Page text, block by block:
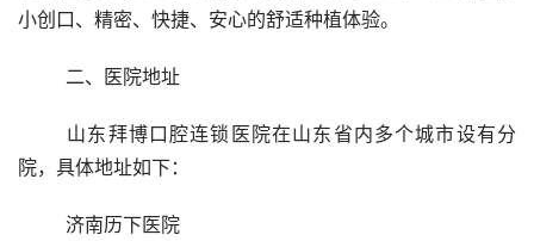
小创口、精密、快捷、安心的舒适种植体验。
	二、医院地址
院，具体地址如下：
	济南历下医院